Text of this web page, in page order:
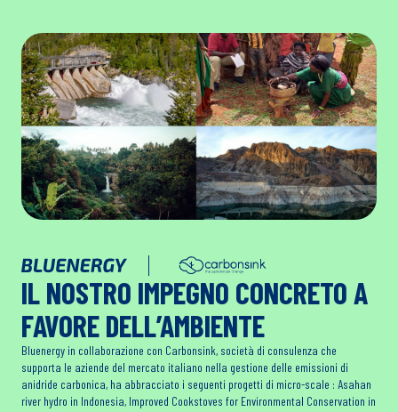
IL NOSTRO IMPEGNO CONCRETO A
FAVORE DELL’AMBIENTE
Bluenergy in collaborazione con Carbonsink, società di consulenza che
supporta le aziende del mercato italiano nella gestione delle emissioni di
anidride carbonica, ha abbracciato i seguenti progetti di micro-scale : Asahan
river hydro in Indonesia, Improved Cookstoves for Environmental Conservation in